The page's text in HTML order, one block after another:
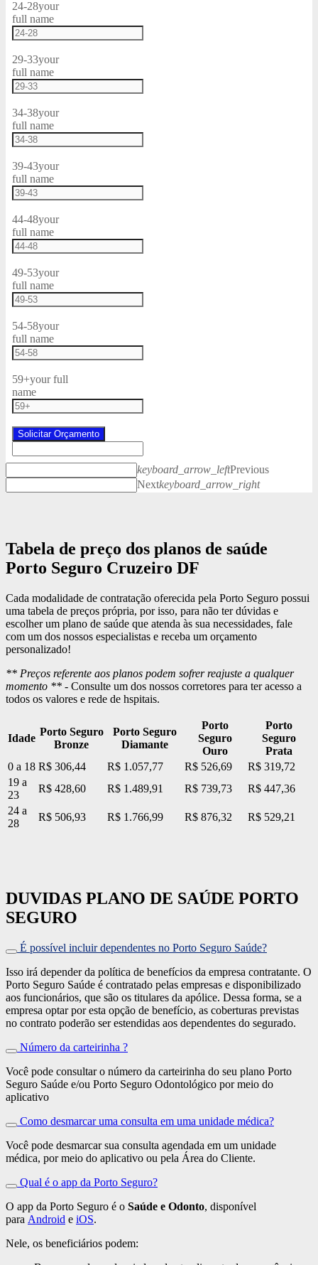
24-28your
full name
29-33your
full name
34-38your
full name
39-43your
full name
44-48your
full name
49-53your
full name
54-58your
full name
59+your full
name
Solicitar Orçamento
keyboard_arrow_leftPrevious
Nextkeyboard_arrow_right
Tabela de preço dos planos de saúde
Porto Seguro Cruzeiro DF
Cada modalidade de contratação oferecida pela Porto Seguro possui
uma tabela de preços própria, por isso, para não ter dúvidas e
escolher um plano de saúde que atenda às sua necessidades, fale
com um dos nossos especialistas e receba um orçamento
personalizado!
** Preços referente aos planos podem sofrer reajuste a qualquer
momento ** - Consulte um dos nossos corretores para ter acesso a
todos os valores e rede de hspitais.
Idade
Porto Seguro
Bronze
Porto Seguro
Diamante
Porto
Seguro
Ouro
Porto
Seguro
Prata
0 a 18 R$ 306,44 R$ 1.057,77 R$ 526,69
R$ 319,72
19 a
23
R$ 428,60 R$ 1.489,91 R$ 739,73
R$ 447,36
24 a
28
R$ 506,93 R$ 1.766,99 R$ 876,32 R$ 529,21
DUVIDAS PLANO DE SAÚDE PORTO
SEGURO
É possível incluir dependentes no Porto Seguro Saúde?
Isso irá depender da política de benefícios da empresa contratante. O
Porto Seguro Saúde é contratado pelas empresas e disponibilizado
aos funcionários, que são os titulares da apólice. Dessa forma, se a
empresa optar por esta opção de benefício, as coberturas previstas
no contrato poderão ser estendidas aos dependentes do segurado.
Número da carteirinha ?
Você pode consultar o número da carteirinha do seu plano Porto
Seguro Saúde e/ou Porto Seguro Odontológico por meio do
aplicativo
Como desmarcar uma consulta em uma unidade médica?
Você pode desmarcar sua consulta agendada em um unidade
médica, por meio do aplicativo ou pela Área do Cliente.
Qual é o app da Porto Seguro?
O app da Porto Seguro é o Saúde e Odonto, disponível
para Android e iOS.
Nele, os beneficiários podem: